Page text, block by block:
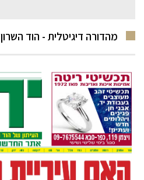
מהדורה דיגיטלית - הוד השרון